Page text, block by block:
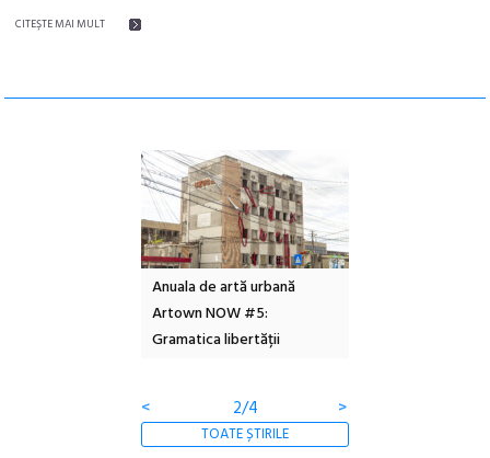
CITEŞTE MAI MULT
Anuala de artă urbană
Artown NOW #5:
Gramatica libertății
< 2/4 >
TOATE ȘTIRILE